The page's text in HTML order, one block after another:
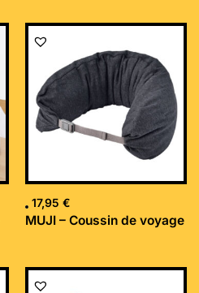
17,95 €
MUJI – Coussin de voyage
Le
Le